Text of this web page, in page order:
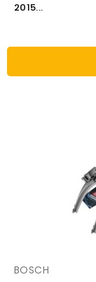
2015...
BOSCH